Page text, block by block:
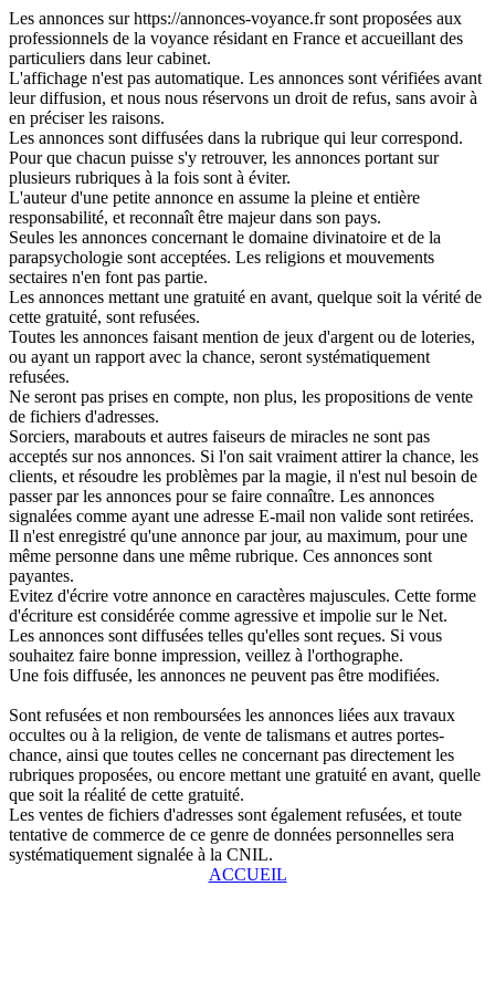
Les annonces sur https://annonces-voyance.fr sont proposées aux
professionnels de la voyance résidant en France et accueillant des
particuliers dans leur cabinet.
L'affichage n'est pas automatique. Les annonces sont vérifiées avant
leur diffusion, et nous nous réservons un droit de refus, sans avoir à
en préciser les raisons.
Les annonces sont diffusées dans la rubrique qui leur correspond.
Pour que chacun puisse s'y retrouver, les annonces portant sur
plusieurs rubriques à la fois sont à éviter.
L'auteur d'une petite annonce en assume la pleine et entière
responsabilité, et reconnaît être majeur dans son pays.
Seules les annonces concernant le domaine divinatoire et de la
parapsychologie sont acceptées. Les religions et mouvements
sectaires n'en font pas partie.
Les annonces mettant une gratuité en avant, quelque soit la vérité de
cette gratuité, sont refusées.
Toutes les annonces faisant mention de jeux d'argent ou de loteries,
ou ayant un rapport avec la chance, seront systématiquement
refusées.
Ne seront pas prises en compte, non plus, les propositions de vente
de fichiers d'adresses.
Sorciers, marabouts et autres faiseurs de miracles ne sont pas
acceptés sur nos annonces. Si l'on sait vraiment attirer la chance, les
clients, et résoudre les problèmes par la magie, il n'est nul besoin de
passer par les annonces pour se faire connaître. Les annonces
signalées comme ayant une adresse E-mail non valide sont retirées.
Il n'est enregistré qu'une annonce par jour, au maximum, pour une
même personne dans une même rubrique. Ces annonces sont
payantes.
Evitez d'écrire votre annonce en caractères majuscules. Cette forme
d'écriture est considérée comme agressive et impolie sur le Net.
Les annonces sont diffusées telles qu'elles sont reçues. Si vous
souhaitez faire bonne impression, veillez à l'orthographe.
Une fois diffusée, les annonces ne peuvent pas être modifiées.
Sont refusées et non remboursées les annonces liées aux travaux
occultes ou à la religion, de vente de talismans et autres portes-
chance, ainsi que toutes celles ne concernant pas directement les
rubriques proposées, ou encore mettant une gratuité en avant, quelle
que soit la réalité de cette gratuité.
Les ventes de fichiers d'adresses sont également refusées, et toute
tentative de commerce de ce genre de données personnelles sera
systématiquement signalée à la CNIL.
ACCUEIL